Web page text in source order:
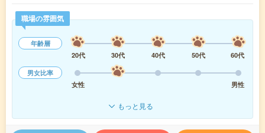
職場の雰囲気
年齢層
20代
30代 40代 50代
60代
男女比率
女性
男性
もっと見る